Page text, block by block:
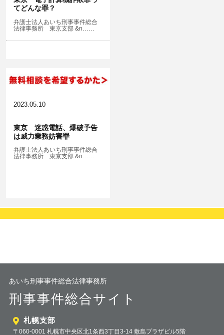
てどんな罪？
弁護士法人あいち刑事事件総合
法律事務所 東京支部 &n……
2023.05.10
東京 迷惑電話、爆破予告
は威力業務妨害罪
弁護士法人あいち刑事事件総合
法律事務所 東京支部 &n……
あいち刑事事件総合法律事務所
刑事事件総合サイト
札幌支部
〒060-0001 札幌市中央区北1条西3丁目3-14 敷島プラザビル5階